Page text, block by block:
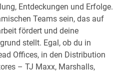
Entdeckungen und Erfolge.
Teams sein, das auf
fördert und deine
stellt. Egal, ob du in
Offices, in den Distribution
– TJ Maxx, Marshalls,